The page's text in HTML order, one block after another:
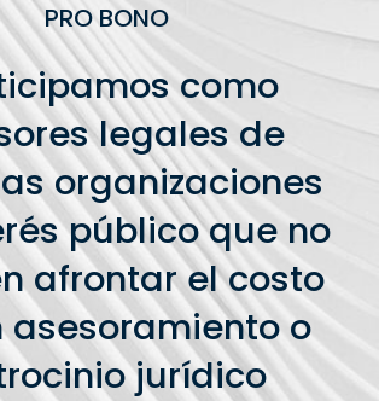
PRO BONO
como
legales de
organizaciones
público que no
afrontar el costo
asesoramiento o
jurídico